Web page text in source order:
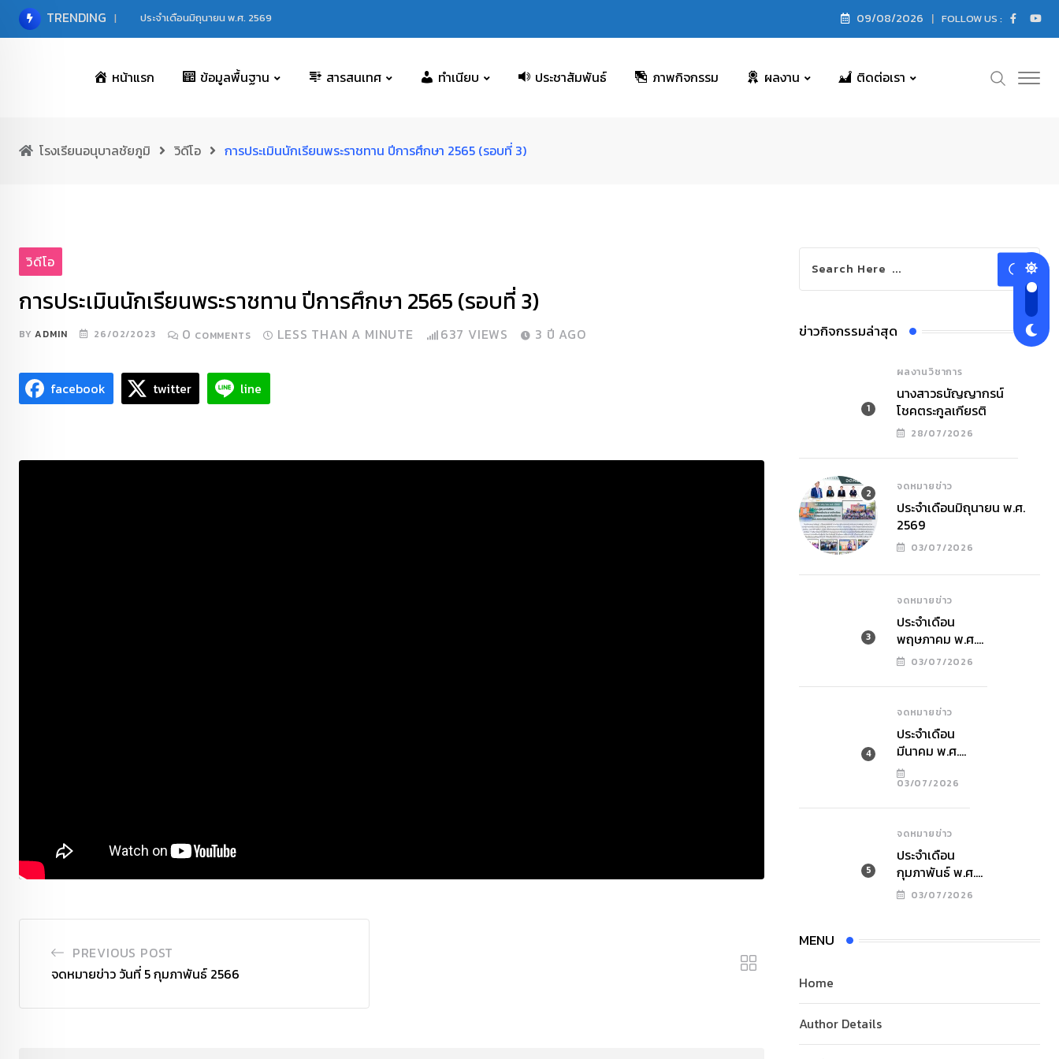
Skip
TRENDING ประจำเดือนมิถุนายน พ.ศ. 2569 09/08/2026 FOLLOW US :
หน้าแรก ข้อมูลพื้นฐาน สารสนเทศ ทำเนียบ ประชาสัมพันธ์ ภาพกิจกรรม ผลงาน ติดต่อเรา
โรงเรียนอนุบาลชัยภูมิ วิดีโอ การประเมินนักเรียนพระราชทาน ปีการศึกษา 2565 (รอบที่ 3)
วิดีโอ
การประเมินนักเรียนพระราชทาน ปีการศึกษา 2565 (รอบที่ 3)
BYADMIN 26/02/2023 0 COMMENTS LESS THAN A MINUTE 637 VIEWS 3 ปี AGO
facebook twitter line
PREVIOUS POST
จดหมายข่าว วันที่ 5 กุมภาพันธ์ 2566
ข่าวกิจกรรมล่าสุด
ผลงานวิชาการ
นางสาวธนัญญากรน์
โชคตระกูลเกียรติ
28/07/2026
จดหมายข่าว
ประจำเดือนมิถุนายน พ.ศ.
2569
03/07/2026
จดหมายข่าว
ประจำเดือน
พฤษภาคม พ.ศ.
256903/07/2026
จดหมายข่าว
ประจำเดือน
มีนาคม พ.ศ.
2569
03/07/2026
จดหมายข่าว
ประจำเดือน
กุมภาพันธ์ พ.ศ.
256903/07/2026
MENU
Home
Author Details